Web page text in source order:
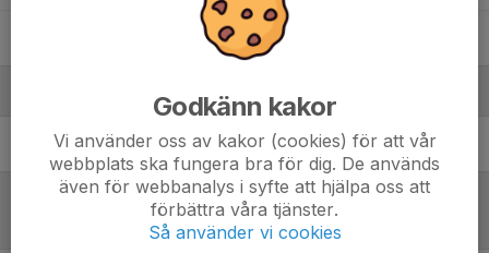
Hamdi Ben Zemzem Huvudansvarig tränare
Godkänn kakor
Vi använder oss av kakor (cookies) för att vår
webbplats ska fungera bra för dig. De används
även för webbanalys i syfte att hjälpa oss att
förbättra våra tjänster.
Så använder vi cookies